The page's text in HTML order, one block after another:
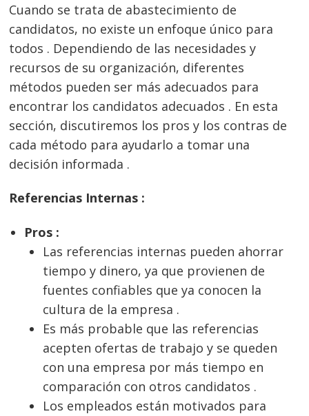
Cuando se trata de abastecimiento de
candidatos, no existe un enfoque único para
todos . Dependiendo de las necesidades y
recursos de su organización, diferentes
métodos pueden ser más adecuados para
encontrar los candidatos adecuados . En esta
sección, discutiremos los pros y los contras de
cada método para ayudarlo a tomar una
decisión informada .
Referencias Internas :
Pros :
Las referencias internas pueden ahorrar
tiempo y dinero, ya que provienen de
fuentes confiables que ya conocen la
cultura de la empresa .
Es más probable que las referencias
acepten ofertas de trabajo y se queden
con una empresa por más tiempo en
comparación con otros candidatos .
Los empleados están motivados para